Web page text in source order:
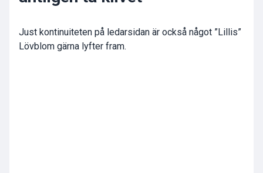
Just kontinuiteten på ledarsidan är också något ”Lillis”
Lövblom gärna lyfter fram.